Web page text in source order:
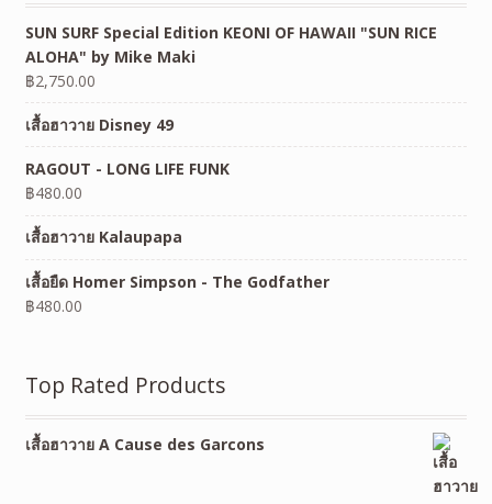
SUN SURF Special Edition KEONI OF HAWAII "SUN RICE
ALOHA" by Mike Maki
฿2,750.00
เสื้อฮาวาย Disney 49
RAGOUT - LONG LIFE FUNK
฿480.00
เสื้อฮาวาย Kalaupapa
เสื้อยืด Homer Simpson - The Godfather
฿480.00
Top Rated Products
เสื้อฮาวาย A Cause des Garcons